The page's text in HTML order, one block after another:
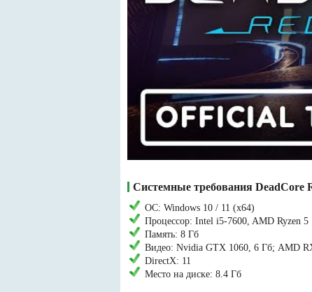
Системные требования DeadCore
ОС: Windows 10 / 11 (x64)
Процессор: Intel i5-7600, AMD Ryzen
Память: 8 Гб
Видео: Nvidia GTX 1060, 6 Гб; AMD
DirectX: 11
Место на диске: 8.4 Гб